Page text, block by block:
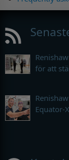
för att
Equator-